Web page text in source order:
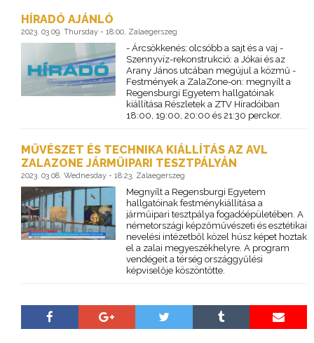
HÍRADÓ AJÁNLÓ
2023. 03 09. Thursday - 18:00, Zalaegerszeg
- Árcsökkenés: olcsóbb a sajt és a vaj -
Szennyvíz-rekonstrukció: a Jókai és az
Arany János utcában megújul a közmű -
Festmények a ZalaZone-on: megnyílt a
Regensburgi Egyetem hallgatóinak
kiállítása Részletek a ZTV Híradóiban
18:00, 19:00, 20:00 és 21:30 perckor.
MŰVÉSZET ÉS TECHNIKA KIÁLLÍTÁS AZ AVL
ZALAZONE JÁRMŰIPARI TESZTPÁLYÁN
2023. 03 08. Wednesday - 18:23, Zalaegerszeg
Megnyílt a Regensburgi Egyetem
hallgatóinak festménykiállítása a
járműipari tesztpálya fogadóépületében. A
németországi képzőművészeti és esztétikai
nevelési intézetből közel húsz képet hoztak
el a zalai megyeszékhelyre. A program
vendégeit a térség országgyűlési
képviselője köszöntötte.